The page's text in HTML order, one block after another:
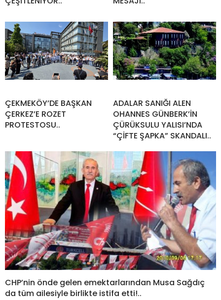
ÇEKMEKÖY’DE BAŞKAN
ÇERKEZ’E ROZET
PROTESTOSU..
ADALAR SANIĞI ALEN
OHANNES GÜNBERK’İN
ÇÜRÜKSULU YALISI’NDA
“ÇİFTE ŞAPKA” SKANDALI..
CHP’nin önde gelen emektarlarından Musa Sağdıç
da tüm ailesiyle birlikte istifa etti!..